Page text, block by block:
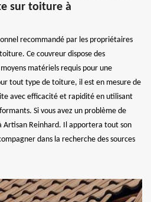
sur toiture à
recommandé par les propriétaires
Ce couvreur dispose des
matériels requis pour une
tout type de toiture, il est en mesure de
avec efficacité et rapidité en utilisant
Si vous avez un problème de
Artisan Reinhard. Il apportera tout son
dans la recherche des sources